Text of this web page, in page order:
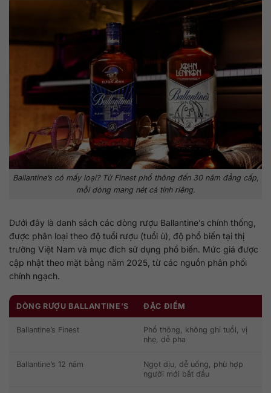
Ballantine’s có mấy loại? Từ Finest phổ thông đến 30 năm đẳng cấp,
mỗi dòng mang nét cá tính riêng.
Dưới đây là danh sách các dòng rượu Ballantine’s chính thống,
được phân loại theo độ tuổi rượu (tuổi ủ), độ phổ biến tại thị
trường Việt Nam và mục đích sử dụng phổ biến. Mức giá được
cập nhật theo mặt bằng năm 2025, từ các nguồn phân phối
chính ngạch.
DÒNG RƯỢU BALLANTINE’S ĐẶC ĐIỂM
Ballantine’s Finest
Phổ thông, không ghi tuổi, vị
nhẹ, dễ pha
Ballantine’s 12 năm
Ngọt dịu, dễ uống, phù hợp
người mới bắt đầu